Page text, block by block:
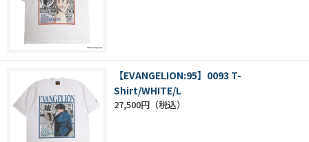
【EVANGELION:95】0093 T-
Shirt/WHITE/L
27,500円